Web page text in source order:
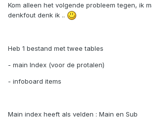
Kom alleen het volgende probleem tegen, ik
denkfout denk ik ..
Heb 1 bestand met twee tables
- main Index (voor de protalen)
- infoboard items
Main index heeft als velden : Main en Sub